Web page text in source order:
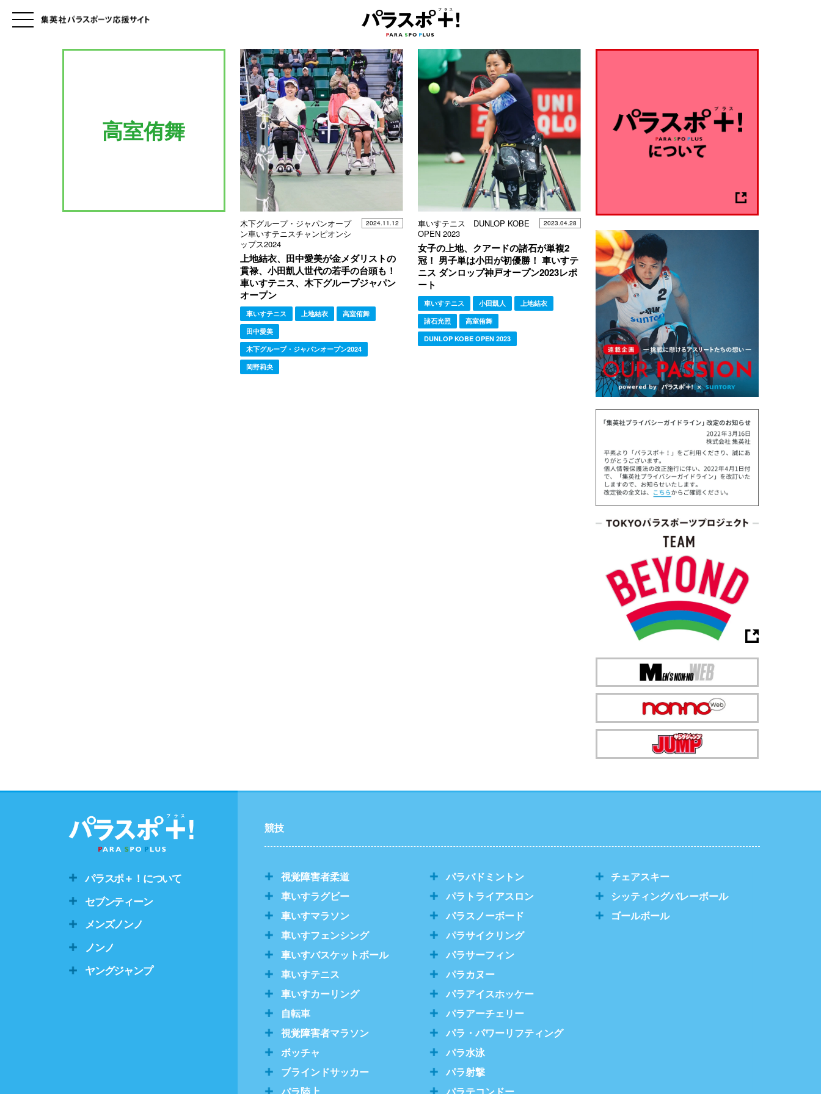
高室侑舞
木下グループ・ジャパンオープ
ン車いすテニスチャンピオンシ
ップス2024
2024.11.12
上地結衣、田中愛美が金メダリストの
貫禄、小田凱人世代の若手の台頭も！
車いすテニス、木下グループジャパン
オープン
車いすテニス 上地結衣
高室侑舞
田中愛美
木下グループ・ジャパンオープン2024
岡野莉央
車いすテニス DUNLOP KOBE
OPEN 2023
2023.04.28
女子の上地、クアードの諸石が単複2
冠！ 男子単は小田が初優勝！ 車いすテ
ニス ダンロップ神戸オープン2023レポ
ート
車いすテニス 小田凱人
上地結衣
諸石光照
高室侑舞
DUNLOP KOBE OPEN 2023
パラスポ＋！について
セブンティーン
メンズノンノ
ノンノ
ヤングジャンプ
競技
視覚障害者柔道
車いすラグビー
車いすマラソン
車いすフェンシング
車いすバスケットボール
車いすテニス
車いすカーリング
自転車
視覚障害者マラソン
ボッチャ
ブラインドサッカー
パラバドミントン
パラトライアスロン
パラスノーボード
パラサイクリング
パラサーフィン
パラカヌー
パラアイスホッケー
パラアーチェリー
パラ・パワーリフティング
パラ水泳
パラ射撃
チェアスキー
シッティングバレーボール
ゴールボール